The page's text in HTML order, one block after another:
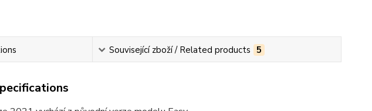
Související zboží / Related products 5